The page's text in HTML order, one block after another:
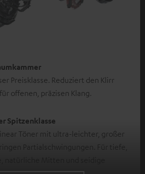
Preisklasse. Reduziert den Klirr
offenen, präzisen Klang.
Spitzenklasse
Töner mit ultra-leichter, großer
Partialschwingungen. Für tiefe,